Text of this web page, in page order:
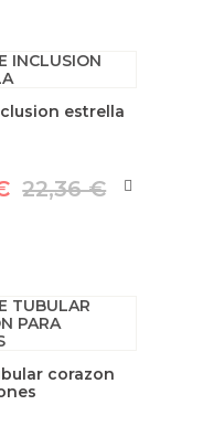
estrella
22,36 €
corazon